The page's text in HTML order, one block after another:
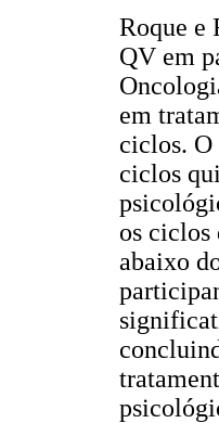
Roque e
QV em
em
ciclos.
ciclos
os ciclos
abaixo